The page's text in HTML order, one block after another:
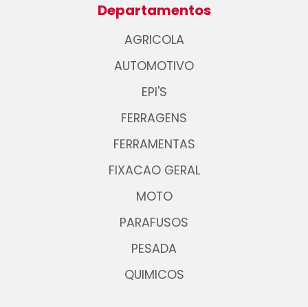
Departamentos
AGRICOLA
AUTOMOTIVO
EPI'S
FERRAGENS
FERRAMENTAS
FIXACAO GERAL
MOTO
PARAFUSOS
PESADA
QUIMICOS